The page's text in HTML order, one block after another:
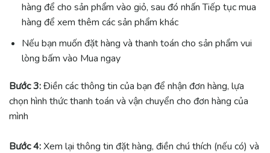
hàng để cho sản phẩm vào giỏ, sau đó nhấn Tiếp tục mua
hàng để xem thêm các sản phẩm khác
Nếu bạn muốn đặt hàng và thanh toán cho sản phẩm vui
lòng bấm vào Mua ngay
Bước 3:Điền các thông tin của bạn để nhận đơn hàng, lựa
chọn hình thức thanh toán và vận chuyển cho đơn hàng của
mình
Bước 4:Xem lại thông tin đặt hàng, điền chú thích (nếu có) và